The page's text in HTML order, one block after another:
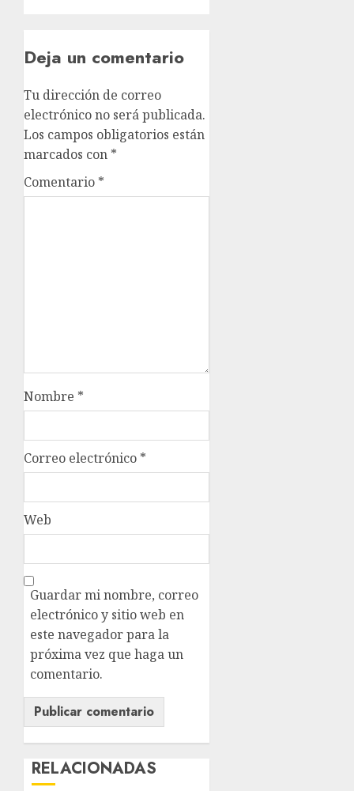
Deja un comentario
Tu dirección de correo
electrónico no será publicada.
Los campos obligatorios están
marcados con *
Comentario *
Nombre *
Correo electrónico *
Web
Guardar mi nombre, correo
electrónico y sitio web en
este navegador para la
próxima vez que haga un
comentario.
RELACIONADAS